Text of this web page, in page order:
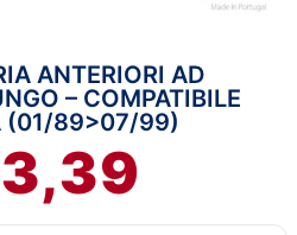
ANTERIORI AD
– COMPATIBILE
(01/89>07/99)
IL